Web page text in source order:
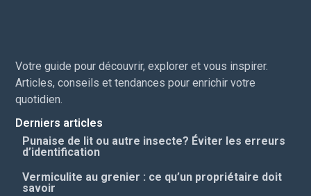
Votre guide pour découvrir, explorer et vous inspirer.
Articles, conseils et tendances pour enrichir votre
quotidien.
Derniers articles
Punaise de lit ou autre insecte? Éviter les erreurs
d’identification
Vermiculite au grenier : ce qu’un propriétaire doit
savoir